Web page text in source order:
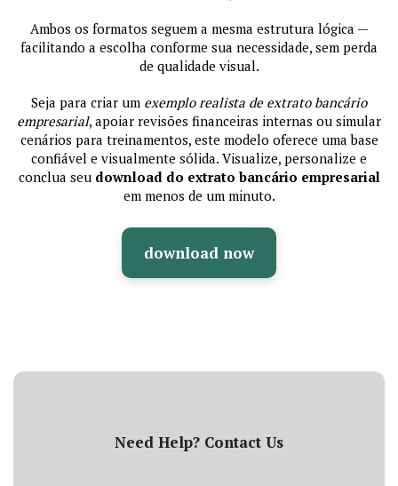
Ambos os formatos seguem a mesma estrutura lógica —
facilitando a escolha conforme sua necessidade, sem perda
de qualidade visual.
Seja para criar um exemplo realista de extrato bancário
empresarial, apoiar revisões financeiras internas ou simular
cenários para treinamentos, este modelo oferece uma base
confiável e visualmente sólida. Visualize, personalize e
conclua seu download do extrato bancário empresarial
em menos de um minuto.
download now
Need Help? Contact Us